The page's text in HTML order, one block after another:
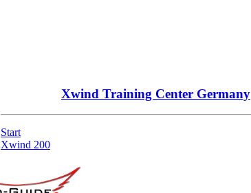
Xwind Training Center Germany
Start
Xwind 200